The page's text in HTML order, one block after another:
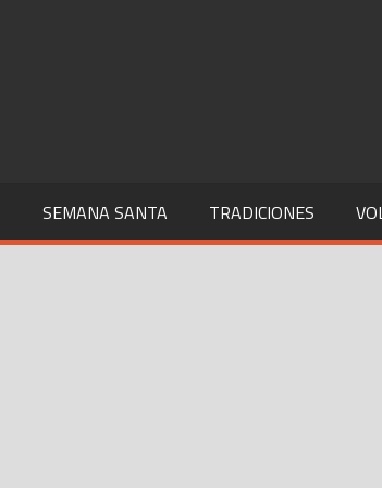
SEMANA SANTA TRADICIONES